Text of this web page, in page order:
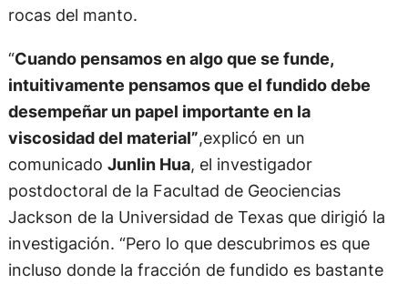
rocas del manto.
“Cuando pensamos en algo que se funde,
intuitivamente pensamos que el fundido debe
desempeñar un papel importante en la
viscosidad del material”,explicó en un
comunicado Junlin Hua, el investigador
postdoctoral de la Facultad de Geociencias
Jackson de la Universidad de Texas que dirigió la
investigación. “Pero lo que descubrimos es que
incluso donde la fracción de fundido es bastante